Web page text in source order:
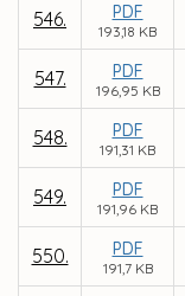
546. PDF
193,18 KB
547. PDF
196,95 KB
548. PDF
191,31 KB
549. PDF
191,96 KB
550. PDF
191,7 KB